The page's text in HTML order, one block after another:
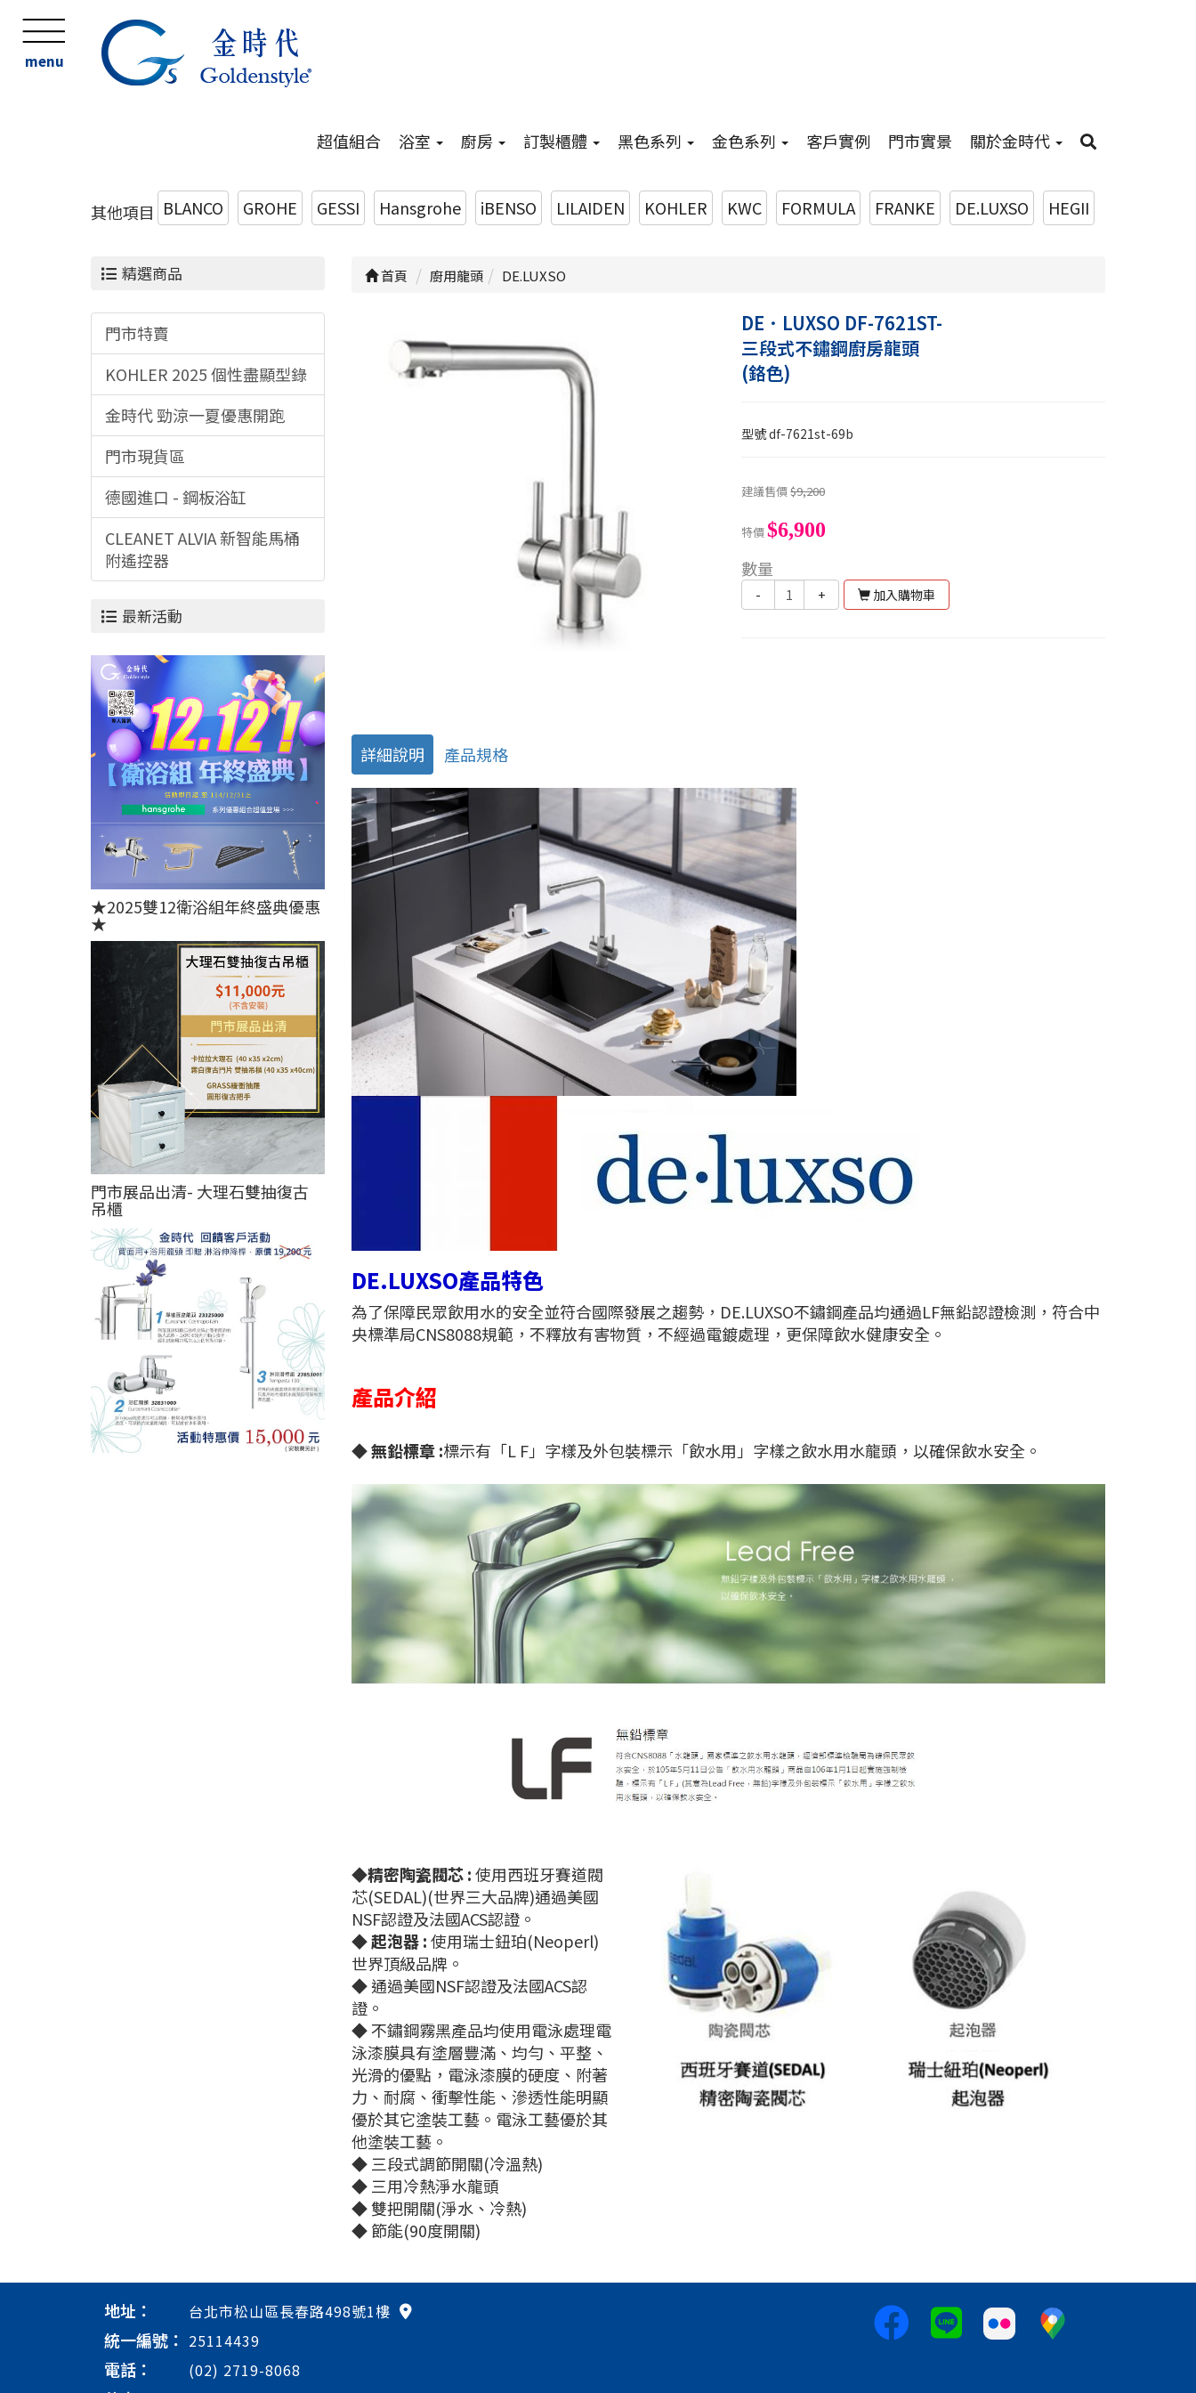
menu
超值組合 浴室 廚房 訂製櫃體 黑色系列 金色系列 客戶實例 門市實景 關於金時代
其他項目 BLANCO GROHE GESSI Hansgrohe iBENSO LILAIDEN KOHLER KWC FORMULA FRANKE DE.LUXSO HEGII
精選商品
門市特賣
KOHLER 2025 個性盡顯型錄
金時代 勁涼一夏優惠開跑
門市現貨區
德國進口 - 鋼板浴缸
CLEANET ALVIA 新智能馬桶
附遙控器
最新活動
★2025雙12衛浴組年終盛典優惠
★
門市展品出清- 大理石雙抽復古
吊櫃
首頁 廚用龍頭 DE.LUXSO
DE．LUXSO DF-7621ST-
三段式不鏽鋼廚房龍頭
(鉻色)
型號df-7621st-69b
建議售價$9,200
特價$6,900
數量
- + 加入購物車
詳細說明 產品規格
DE.LUXSO產品特色
為了保障民眾飲用水的安全並符合國際發展之趨勢，DE.LUXSO不鏽鋼產品均通過LF無鉛認證檢測，符合中
央標準局CNS8088規範，不釋放有害物質，不經過電鍍處理，更保障飲水健康安全。
產品介紹
◆無鉛標章 :標示有「L F」字樣及外包裝標示「飲水用」字樣之飲水用水龍頭，以確保飲水安全。
◆精密陶瓷閥芯 :使用西班牙賽道閥
芯(SEDAL)(世界三大品牌)通過美國
NSF認證及法國ACS認證。
◆起泡器 :使用瑞士鈕珀(Neoperl)
世界頂級品牌。
◆ 通過美國NSF認證及法國ACS認
證。
◆ 不鏽鋼霧黑產品均使用電泳處理電
泳漆膜具有塗層豐滿、均勻、平整、
光滑的優點，電泳漆膜的硬度、附著
力、耐腐、衝擊性能、滲透性能明顯
優於其它塗裝工藝。電泳工藝優於其
他塗裝工藝。
◆ 三段式調節開關(冷溫熱)
◆ 三用冷熱淨水龍頭
◆ 雙把開關(淨水、冷熱)
◆ 節能(90度開關)
地址： 台北市松山區長春路498號1樓
統一編號： 25114439
電話： (02) 2719-8068